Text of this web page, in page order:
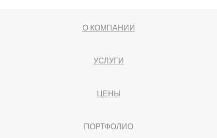
О КОМПАНИИ
УСЛУГИ
ЦЕНЫ
ПОРТФОЛИО